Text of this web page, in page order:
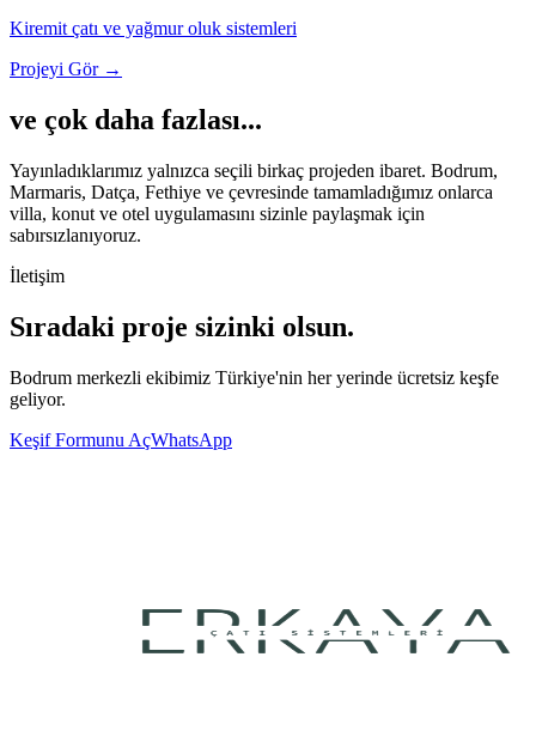
Kiremit çatı ve yağmur oluk sistemleri
Projeyi Gör →
ve çok daha fazlası...
Yayınladıklarımız yalnızca seçili birkaç projeden ibaret. Bodrum,
Marmaris, Datça, Fethiye ve çevresinde tamamladığımız onlarca
villa, konut ve otel uygulamasını sizinle paylaşmak için
sabırsızlanıyoruz.
İletişim
Sıradaki proje sizinki olsun.
Bodrum merkezli ekibimiz Türkiye'nin her yerinde ücretsiz keşfe
geliyor.
Keşif Formunu AçWhatsApp